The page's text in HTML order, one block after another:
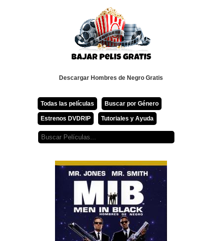
Descargar Hombres de Negro Gratis
Todas las películas Buscar por Género
Estrenos DVDRIP Tutoriales y Ayuda